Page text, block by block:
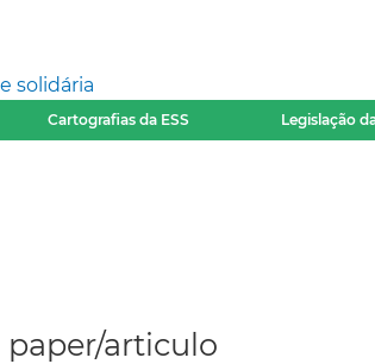
solidária
Cartografias da ESS Legislação
articulo